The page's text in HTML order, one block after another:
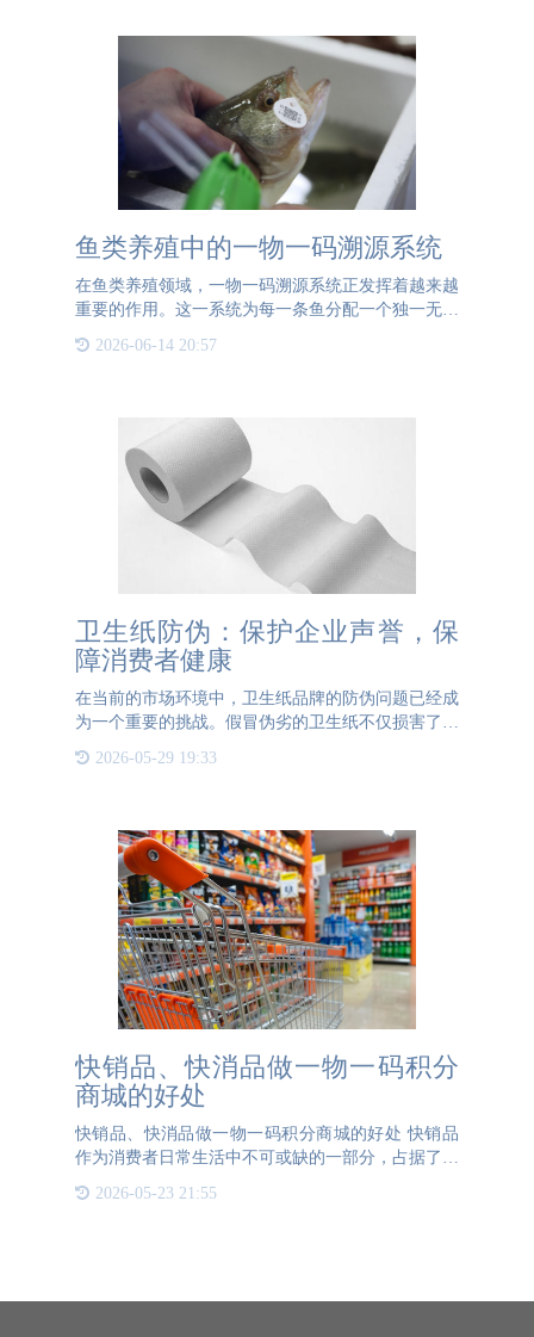
鱼类养殖中的一物一码溯源系统
在鱼类养殖领域，一物一码溯源系统正发挥着越来越
重要的作用。这一系统为每一条鱼分配一个独一无二
养殖阶段开始，每条鱼都被赋予一个唯一的编码，通
2026-06-14 20:57
卫生纸防伪：保护企业声誉，保
障消费者健康
在当前的市场环境中，卫生纸品牌的防伪问题已经成
为一个重要的挑战。假冒伪劣的卫生纸不仅损害了企
业的声誉，还可能对消费者的健康造成潜在威胁。因
此，采取有效的防伪措施对于维护品牌信誉和保障消
2026-05-29 19:33
快销品、快消品做一物一码积分
商城的好处
快销品、快消品做一物一码积分商城的好处 快销品
作为消费者日常生活中不可或缺的一部分，占据了消
费者整体消费份额中的较大比例。相比于其他购买频
率较低的产品，快销品非常适合采用一物一码积分商
2026-05-23 21:55